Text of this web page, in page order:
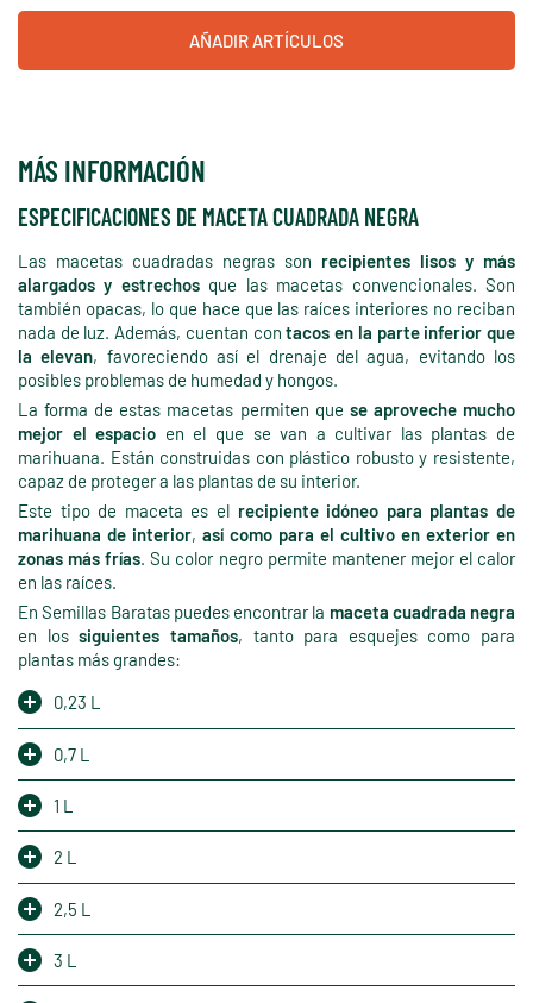
AÑADIR ARTÍCULOS
MÁS INFORMACIÓN
ESPECIFICACIONES DE MACETA CUADRADA NEGRA
Las macetas cuadradas negras son recipientes lisos y más
alargados y estrechosque las macetas convencionales. Son
también opacas, lo que hace que las raíces interiores no reciban
nada de luz. Además, cuentan contacos en la parte inferior que
la elevan, favoreciendo así el drenaje del agua, evitando los
posibles problemas de humedad y hongos.
La forma de estas macetas permiten que se aproveche mucho
mejor el espacio en el que se van a cultivar las plantas de
marihuana. Están construidas con plástico robusto y resistente,
capaz de proteger a las plantas de su interior.
Este tipo de maceta es el recipiente idóneo para plantas de
marihuana de interior, así como para el cultivo en exterior en
zonas más frías. Su color negro permite mantener mejor el calor
en las raíces.
En Semillas Baratas puedes encontrar la maceta cuadrada negra
en lossiguientes tamaños, tanto para esquejes como para
plantas más grandes:
0,23 L
0,7 L
1 L
2 L
2,5 L
3 L